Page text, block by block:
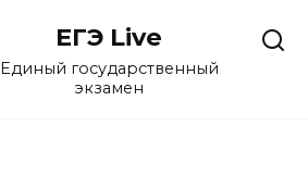
ЕГЭ Live
Единый государственный
экзамен